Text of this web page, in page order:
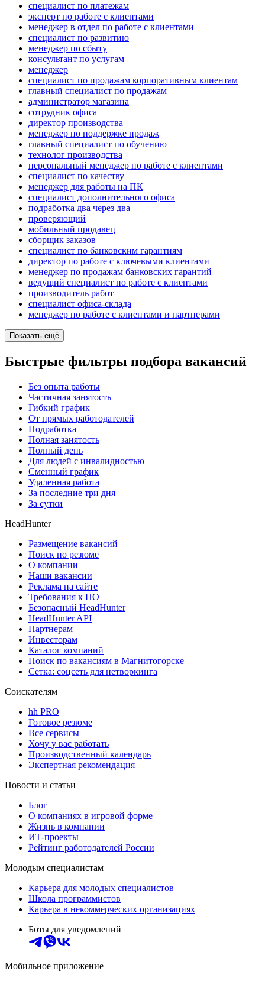
специалист по платежам
эксперт по работе с клиентами
менеджер в отдел по работе с клиентами
специалист по развитию
менеджер по сбыту
консультант по услугам
менеджер
специалист по продажам корпоративным клиентам
главный специалист по продажам
администратор магазина
сотрудник офиса
директор производства
менеджер по поддержке продаж
главный специалист по обучению
технолог производства
персональный менеджер по работе с клиентами
специалист по качеству
менеджер для работы на ПК
специалист дополнительного офиса
подработка два через два
проверяющий
мобильный продавец
сборщик заказов
специалист по банковским гарантиям
директор по работе с ключевыми клиентами
менеджер по продажам банковских гарантий
ведущий специалист по работе с клиентами
производитель работ
специалист офиса-склада
менеджер по работе с клиентами и партнерами
Показать ещё
Быстрые фильтры подбора вакансий
Без опыта работы
Частичная занятость
Гибкий график
От прямых работодателей
Подработка
Полная занятость
Полный день
Для людей с инвалидностью
Сменный график
Удаленная работа
За последние три дня
За сутки
HeadHunter
Размещение вакансий
Поиск по резюме
О компании
Наши вакансии
Реклама на сайте
Требования к ПО
Безопасный HeadHunter
HeadHunter API
Партнерам
Инвесторам
Каталог компаний
Поиск по вакансиям в Магнитогорске
Сетка: соцсеть для нетворкинга
Соискателям
hh PRO
Готовое резюме
Все сервисы
Хочу у вас работать
Производственный календарь
Экспертная рекомендация
Новости и статьи
Блог
О компаниях в игровой форме
Жизнь в компании
ИТ-проекты
Рейтинг работодателей России
Молодым специалистам
Карьера для молодых специалистов
Школа программистов
Карьера в некоммерческих организациях
Боты для уведомлений
Мобильное приложение